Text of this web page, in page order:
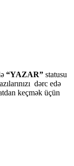
“YAZAR” statusu
dərc edə
keçmək üçün